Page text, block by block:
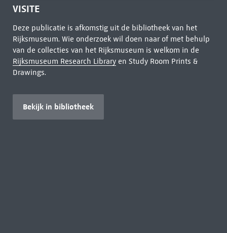
VISITE
Deze publicatie is afkomstig uit de bibliotheek van het
Rijksmuseum. Wie onderzoek wil doen naar of met behulp
van de collecties van het Rijksmuseum is welkom in de
Rijksmuseum Research Libraryen Study Room Prints &
Drawings.
Bekijk in bibliotheek